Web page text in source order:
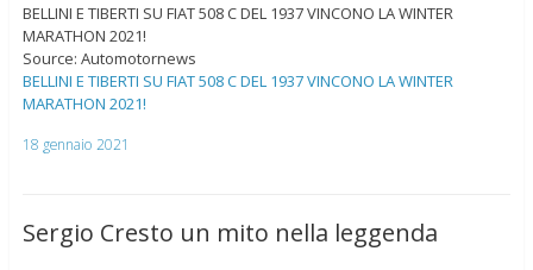
BELLINI E TIBERTI SU FIAT 508 C DEL 1937 VINCONO LA WINTER
MARATHON 2021!
Source: Automotornews
BELLINI E TIBERTI SU FIAT 508 C DEL 1937 VINCONO LA WINTER
MARATHON 2021!
18 gennaio 2021
Sergio Cresto un mito nella leggenda